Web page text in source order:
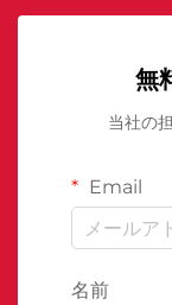
無
当社の
Email
名前